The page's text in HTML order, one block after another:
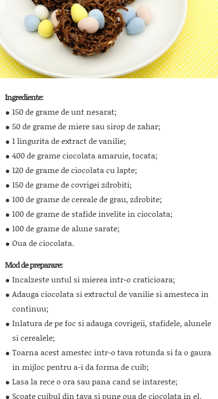
Ingrediente:
150 de grame de unt nesarat;
50 de grame de miere sau sirop de zahar;
1 lingurita de extract de vanilie;
400 de grame ciocolata amaruie, tocata;
120 de grame de ciocolata cu lapte;
150 de grame de covrigei zdrobiti;
100 de grame de cereale de grau, zdrobite;
100 de grame de stafide invelite in ciocolata;
100 de grame de alune sarate;
Oua de ciocolata.
Mod de preparare:
Incalzeste untul si mierea intr-o craticioara;
Adauga ciocolata si extractul de vanilie si amesteca in
continuu;
Inlatura de pe foc si adauga covrigeii, stafidele, alunele
si cerealele;
Toarna acest amestec intr-o tava rotunda si fa o gaura
in mijloc pentru a-i da forma de cuib;
Lasa la rece o ora sau pana cand se intareste;
Scoate cuibul din tava si pune oua de ciocolata in el.